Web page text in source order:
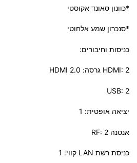
*כוונון סאונד אקוסטי
*סנכרון שמע אלחוטי
כניסות וחיבורים:
HDMI: 2 גרסה: HDMI 2.0
USB: 2
יציאה אופטית: 1
אנטנה RF: 2
כניסת רשת LAN קווי: 1